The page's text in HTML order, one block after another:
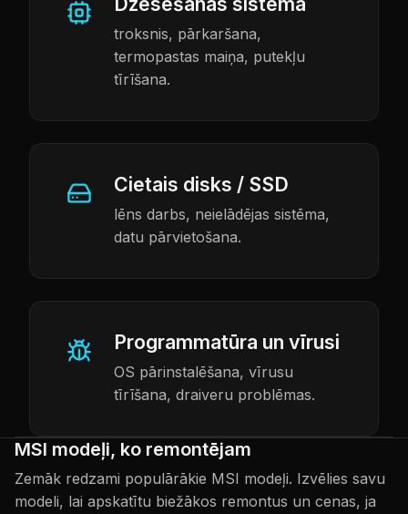
troksnis, pārkaršana,
termopastas maiņa, putekļu
tīrīšana.
Cietais disks / SSD
lēns darbs, neielādējas sistēma,
datu pārvietošana.
Programmatūra un vīrusi
OS pārinstalēšana, vīrusu
tīrīšana, draiveru problēmas.
MSI modeļi, ko remontējam
Zemāk redzami populārākie MSI modeļi. Izvēlies savu
modeli, lai apskatītu biežākos remontus un cenas, ja